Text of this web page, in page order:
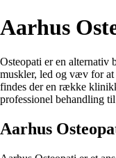
Aarhus
Osteopati er en alternativ
muskler, led og væv for
findes der en række
professionel behandling
Aarhus